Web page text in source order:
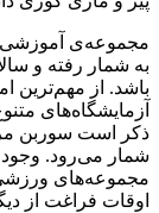
مجموعه‌ی آموزشی
به شمار رفته و
باشد. از مهم‌ترین
آزمایشگاه‌های
ذکر است سوربن
شمار می‌رود.
مجموعه‌های
اوقات فراغت از